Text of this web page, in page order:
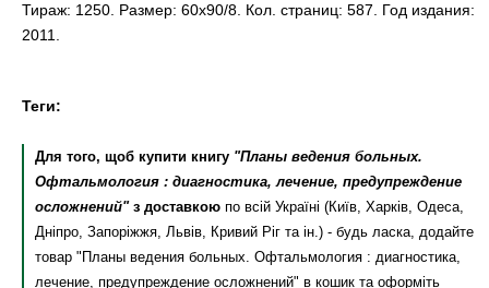
Тираж: 1250. Размер: 60х90/8. Кол. страниц: 587. Год издания:
2011.
Теги:
Для того, щоб купити книгу "Планы ведения больных.
Офтальмология : диагностика, лечение, предупреждение
осложнений"з доставкою по всій Україні (Київ, Харків, Одеса,
Дніпро, Запоріжжя, Львів, Кривий Ріг та ін.) - будь ласка, додайте
товар "Планы ведения больных. Офтальмология : диагностика,
лечение, предупреждение осложнений" в кошик та оформіть